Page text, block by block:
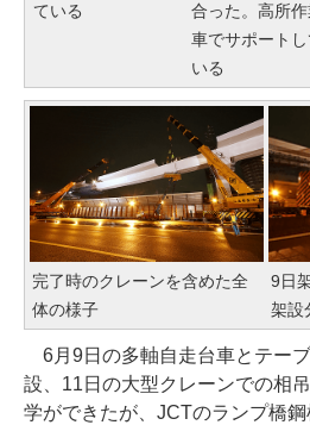
ている
合った。高所
車でサポートし
いる
完了時のクレーンを含めた全
体の様子
9日
架設
6月9日の多軸自走台車とテー
設、11日の大型クレーンでの相
学ができたが、JCTのランプ橋